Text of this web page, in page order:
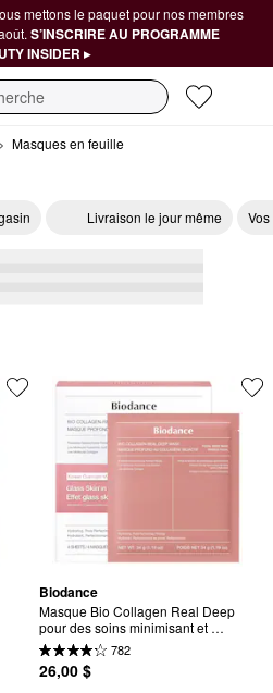
mettons le paquet pour nos membres
S’INSCRIRE AU PROGRAMME
INSIDER ▸
Masques en feuille
Livraison le jour même
Biodance
Masque Bio Collagen Real Deep
pour des soins minimisant et
raffermissant les pores
782
26,00 $